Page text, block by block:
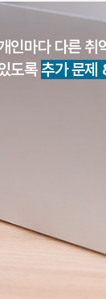
인마다 다른 취
도록추가 문제